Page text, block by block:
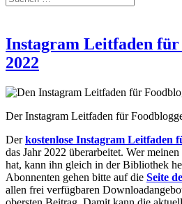
Instagram Leitfaden für
2022
Der Instagram Leitfaden für
Derkostenlose Instagram Leitfaden
das Jahr 2022 überarbeitet. Wer
hat, kann ihn gleich in der Bibliothek
Abonnenten gehen bitte auf die Seite
allen frei verfügbaren